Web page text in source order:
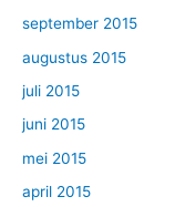
september 2015
augustus 2015
juli 2015
juni 2015
mei 2015
april 2015